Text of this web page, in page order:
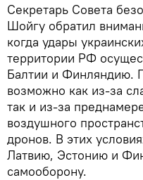
Секретарь Совета
Шойгу обратил
когда удары
территории РФ
Балтии и Финляндию.
возможно как из-за
так и из-за
воздушного
дронов. В этих
Латвию, Эстонию и
самооборону.